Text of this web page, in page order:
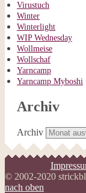
Virustuch
Winter
Winterlight
WIP Wednesday
Wollmeise
Wollschaf
Yarncamp
Yarncamp Myboshi
Archiv
Archiv
© 2002-2020
nach oben